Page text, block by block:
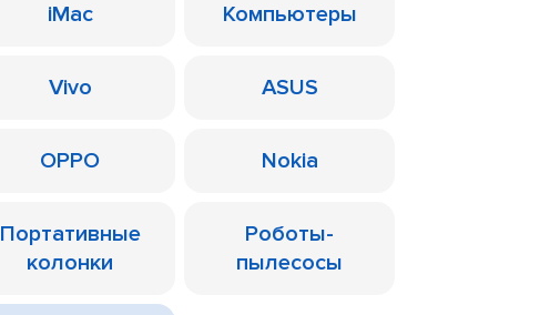
iMac Компьютеры
Vivo ASUS
OPPO Nokia
Портативные
колонки
Роботы-
пылесосы